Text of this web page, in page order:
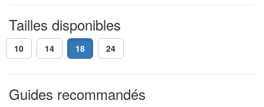
Tailles disponibles
10 14 18 24
Guides recommandés